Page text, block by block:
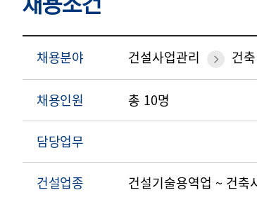
채용조건
채용분야 건설사업관리 건축
채용인원 총 10명
담당업무
건설업종 건설기술용역업 ~ 건축